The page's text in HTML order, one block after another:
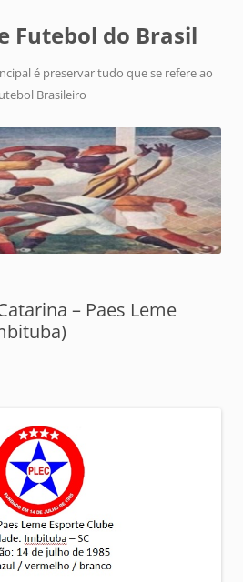
Futebol do Brasil
é preservar tudo que se refere ao
Brasileiro
– Paes Leme